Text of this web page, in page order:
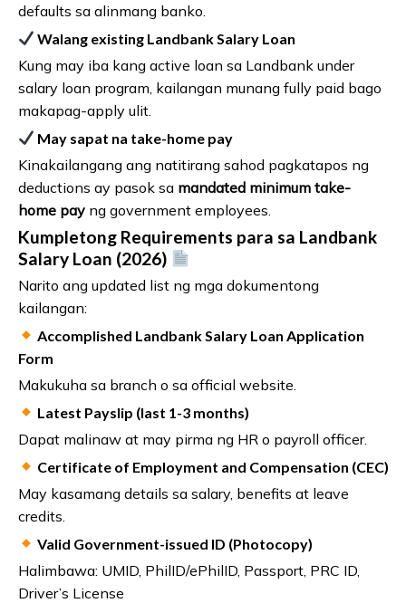
defaults sa alinmang banko.
Walang existing Landbank Salary Loan
Kung may iba kang active loan sa Landbank under
salary loan program, kailangan munang fully paid bago
makapag-apply ulit.
May sapat na take-home pay
Kinakailangang ang natitirang sahod pagkatapos ng
deductions ay pasok sa mandated minimum take-
home pay ng government employees.
Kumpletong Requirements para sa Landbank
Salary Loan (2026)
Narito ang updated list ng mga dokumentong
kailangan:
Accomplished Landbank Salary Loan Application
Form
Makukuha sa branch o sa official website.
Latest Payslip (last 1-3 months)
Dapat malinaw at may pirma ng HR o payroll officer.
Certificate of Employment and Compensation (CEC)
May kasamang details sa salary, benefits at leave
credits.
Valid Government-issued ID (Photocopy)
Halimbawa: UMID, PhilID/ePhilID, Passport, PRC ID,
Driver’s License